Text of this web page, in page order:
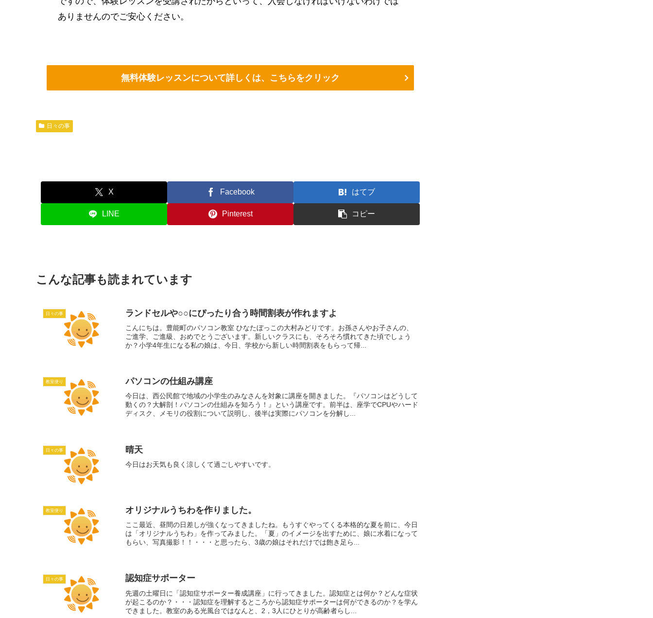
ありませんのでご安心ください。
無料体験レッスンについて詳しくは、こちらをクリック
日々の事
X Facebook はてブ
LINE Pinterest コピー
こんな記事も読まれています
日々の事 ランドセルや○○にぴったり合う時間割表が作れますよ
こんにちは。豊能町のパソコン教室 ひなたぼっこの大村みどりです。お孫さんやお子さんの、
ご進学、ご進級、おめでとうございます。新しいクラスにも、そろそろ慣れてきた頃でしょう
か？小学4年生になる私の娘は、今日、学校から新しい時間割表をもらって帰...
教室便り パソコンの仕組み講座
今日は、西公民館で地域の小学生のみなさんを対象に講座を開きました。『パソコンはどうして
動くの？大解剖！パソコンの仕組みを知ろう！』という講座です。前半は、座学でCPUやハード
ディスク、メモリの役割について説明し、後半は実際にパソコンを分解し...
日々の事 晴天
今日はお天気も良く涼しくて過ごしやすいです。
教室便り オリジナルうちわを作りました。
ここ最近、昼間の日差しが強くなってきましたね。もうすぐやってくる本格的な夏を前に、今日
は「オリジナルうちわ」を作ってみました。「夏」のイメージを出すために、娘に水着になって
もらい、写真撮影！！・・・と思ったら、3歳の娘はそれだけでは飽き足ら...
日々の事 認知症サポーター
先週の土曜日に「認知症サポーター養成講座」に行ってきました。認知症とは何か？どんな症状
が起こるのか？・・・認知症を理解するところから認知症サポーターは何ができるのか？を学ん
できました。教室のある光風台ではなんと、2，3人にひとりが高齢者らし...